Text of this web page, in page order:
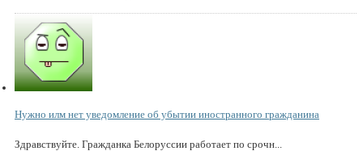
Нужно илм нет уведомление об убытии иностранного гражданина
Здравствуйте. Гражданка Белоруссии работает по срочн...